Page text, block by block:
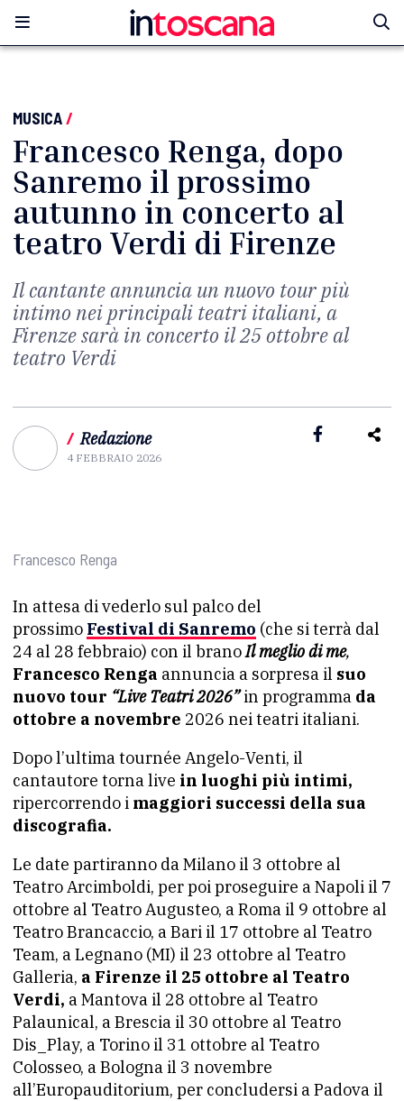
MUSICA/
Francesco Renga, dopo
Sanremo il prossimo
autunno in concerto al
teatro Verdi di Firenze
Il cantante annuncia un nuovo tour più
intimo nei principali teatri italiani, a
Firenze sarà in concerto il 25 ottobre al
teatro Verdi
/ Redazione
4 FEBBRAIO 2026
Francesco Renga
In attesa di vederlo sul palco del
prossimo Festival di Sanremo (che si terrà dal
24 al 28 febbraio) con il branoIl meglio di me,
Francesco Renga annuncia a sorpresa il suo
nuovo tour “Live Teatri 2026”in programma da
ottobre a novembre 2026 nei teatri italiani.
Dopo l’ultima tournée Angelo-Venti, il
cantautore torna live in luoghi più intimi,
ripercorrendo i maggiori successi della sua
discografia.
Le date partiranno da Milano il 3 ottobre al
Teatro Arcimboldi, per poi proseguire a Napoli il 7
ottobre al Teatro Augusteo, a Roma il 9 ottobre al
Teatro Brancaccio, a Bari il 17 ottobre al Teatro
Team, a Legnano (MI) il 23 ottobre al Teatro
Galleria, a Firenze il 25 ottobre al Teatro
Verdi, a Mantova il 28 ottobre al Teatro
Palaunical, a Brescia il 30 ottobre al Teatro
Dis_Play, a Torino il 31 ottobre al Teatro
Colosseo, a Bologna il 3 novembre
all’Europauditorium, per concludersi a Padova il